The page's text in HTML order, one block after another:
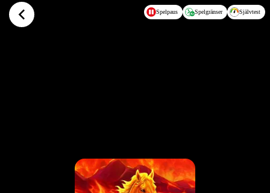
Hoppa till huvudinnehållet Spelpaus Spelgränser Självtest